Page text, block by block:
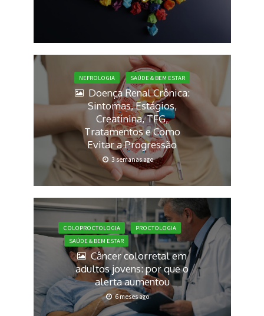
NEFROLOGIA SAÚDE & BEM ESTAR
Doença Renal Crônica:
Sintomas, Estágios,
Creatinina, TFG,
Tratamentos e Como
Evitar a Progressão
3 semanas ago
COLOPROCTOLOGIA
PROCTOLOGIA
SAÚDE & BEM ESTAR
Câncer colorretal em
adultos jovens: por que o
alerta aumentou
6 meses ago